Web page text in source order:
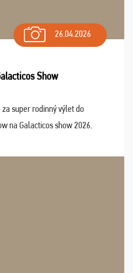
26.04.2026
Show
super rodinný výlet do
na Galacticos show 2026.
park Legendia, previe ...